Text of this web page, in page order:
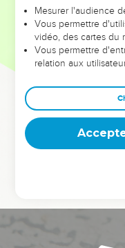
leur foi ou leur vision.
et les saisons difficiles
sont
Dans cette conférence,
clés pour avancer
deviennent vos
équipe, un groupe
Mesurer l'audience
Vous permettre
vidéo, des cartes du
Vous permettre
relation aux